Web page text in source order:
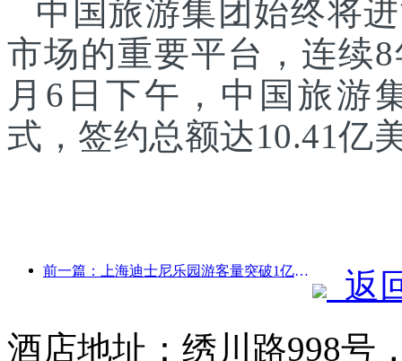
中国旅游集团始终将
市场的重要平台，连续
月6日下午，中国旅游
式，签约总额达10.41亿
前一篇：上海迪士尼乐园游客量突破1亿人次 将扩建第四座主题酒店
返
酒店地址：绣川路998号